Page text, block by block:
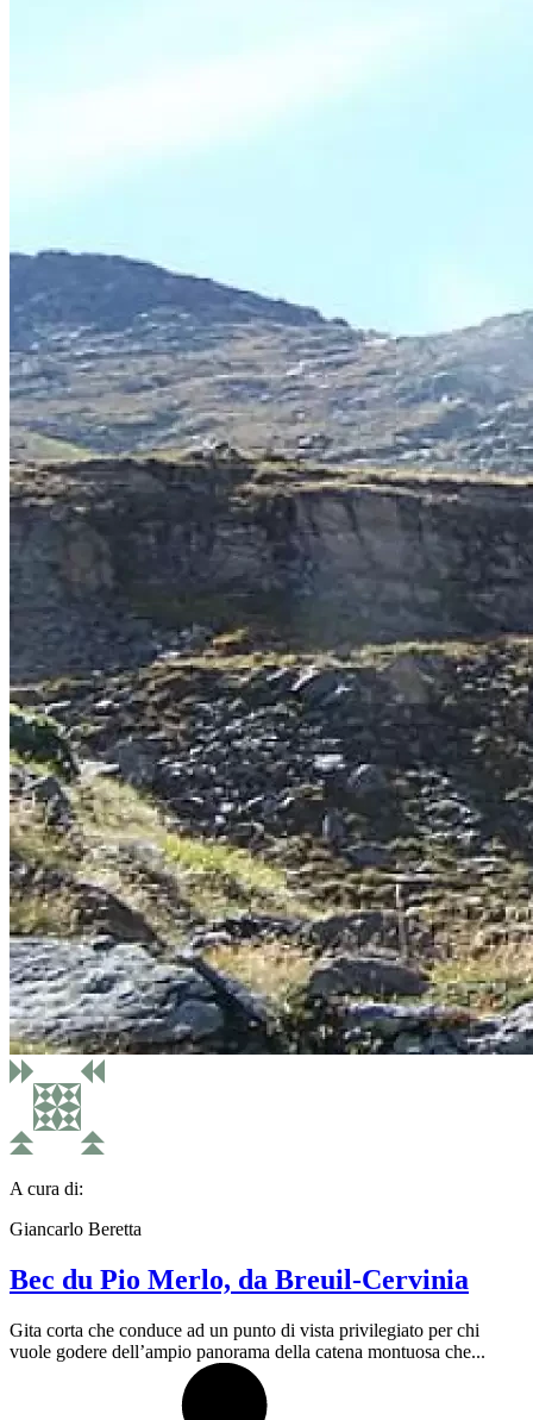
A cura di:
Giancarlo Beretta
Bec du Pio Merlo, da Breuil-Cervinia
Gita corta che conduce ad un punto di vista privilegiato per chi
vuole godere dell’ampio panorama della catena montuosa che...